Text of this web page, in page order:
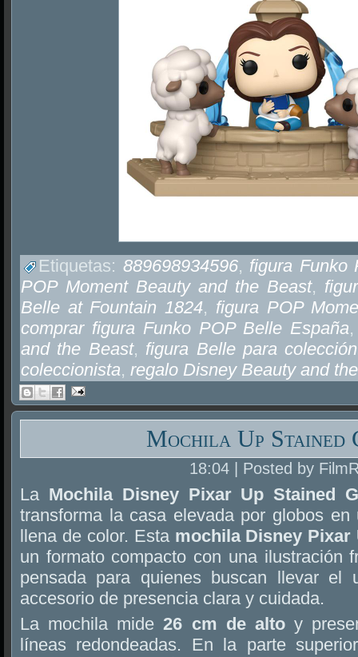
Etiquetas: 889698934596, figura Funko
POP Moment Beauty and the Beast,
Belle at Fountain 1824, figura POP
comprar figura Funko POP Belle España
and the Beast, figura Belle para colección
coleccionista, regalo Disney Beauty and
Mochila Up Stained
18:04 | Posted by
La Mochila Disney Pixar Up Stained
transforma la casa elevada por globos
llena de color. Esta mochila Disney Pixar
un formato compacto con una ilustración
pensada para quienes buscan llevar el
accesorio de presencia clara y cuidada.
La mochila mide26 cm de alto y
líneas redondeadas. En la parte